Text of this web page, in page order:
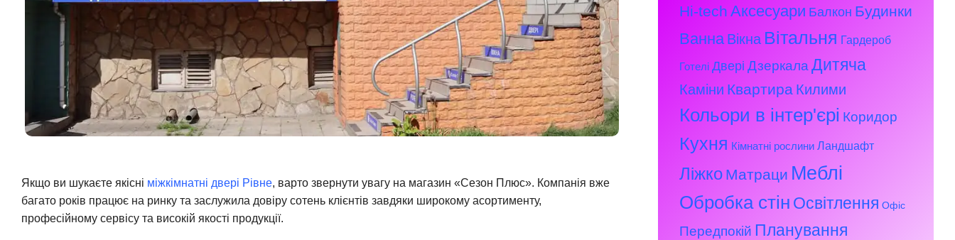
Якщо ви шукаєте якісні міжкімнатні двері Рівне, варто звернути увагу на магазин «Сезон Плюс». Компанія вже
багато років працює на ринку та заслужила довіру сотень клієнтів завдяки широкому асортименту,
професійному сервісу та високій якості продукції.
Hi-tech Аксесуари Балкон Будинки
Ванна Вікна Вітальня Гардероб
Готелі Двері Дзеркала Дитяча
Каміни Квартира Килими
Кольори в інтер'єрі Коридор
Кухня Кімнатні рослини Ландшафт
Ліжко Матраци Меблі
Обробка стін Освітлення Офіс
Передпокій Планування